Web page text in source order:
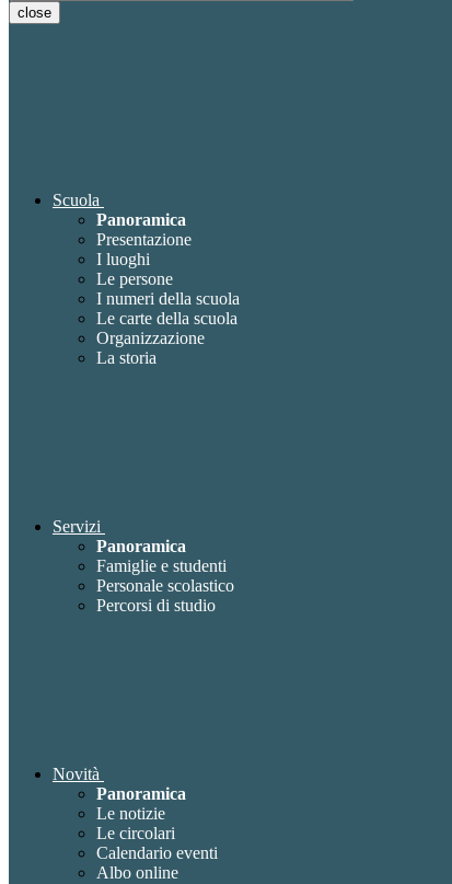
close
Scuola
Panoramica
Presentazione
I luoghi
Le persone
I numeri della scuola
Le carte della scuola
Organizzazione
La storia
Servizi
Panoramica
Famiglie e studenti
Personale scolastico
Percorsi di studio
Novità
Panoramica
Le notizie
Le circolari
Calendario eventi
Albo online